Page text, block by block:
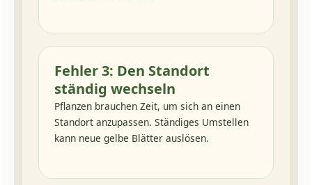
Fehler 3: Den Standort
ständig wechseln
Pflanzen brauchen Zeit, um sich an einen
Standort anzupassen. Ständiges Umstellen
kann neue gelbe Blätter auslösen.